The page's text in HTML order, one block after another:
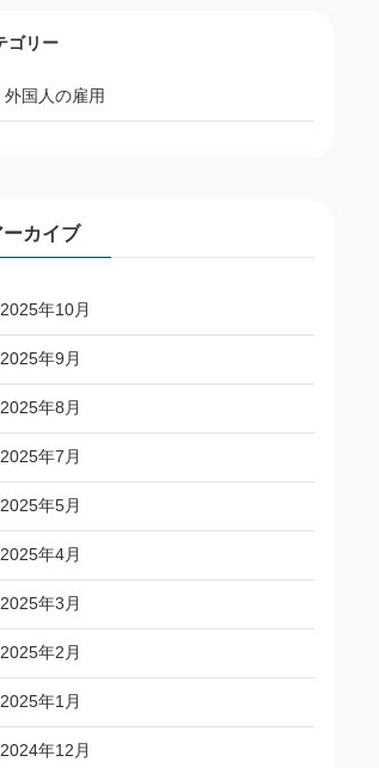
ゴリー
外国人の雇用
ーカイブ
2025年10月
2025年9月
2025年8月
2025年7月
2025年5月
2025年4月
2025年3月
2025年2月
2025年1月
2024年12月